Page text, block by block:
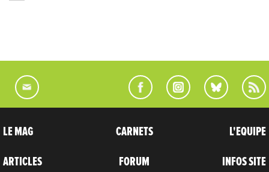
LE MAG
ARTICLES
CARNETS
FORUM
L'EQUIPE
INFOS SITE